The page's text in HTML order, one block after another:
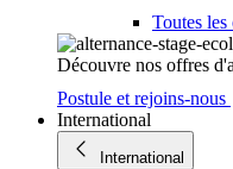
Toutes les
Découvre nos offres
Postule et rejoins-nous
International
International